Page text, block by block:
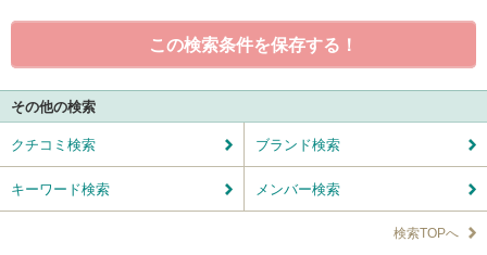
この検索条件を保存する！
その他の検索
クチコミ検索 ブランド検索
キーワード検索 メンバー検索
検索TOPへ